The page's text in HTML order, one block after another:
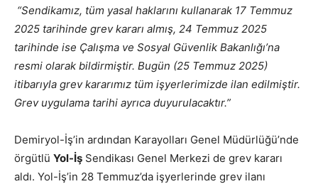
“Sendikamız, tüm yasal haklarını kullanarak 17 Temmuz
2025 tarihinde grev kararı almış, 24 Temmuz 2025
tarihinde ise Çalışma ve Sosyal Güvenlik Bakanlığı’na
resmi olarak bildirmiştir. Bugün (25 Temmuz 2025)
itibarıyla grev kararımız tüm işyerlerimizde ilan edilmiştir.
Grev uygulama tarihi ayrıca duyurulacaktır.”
Demiryol-İş’in ardından Karayolları Genel Müdürlüğü’nde
örgütlü Yol-İş Sendikası Genel Merkezi de grev kararı
aldı. Yol-İş’in 28 Temmuz’da işyerlerinde grev ilanı